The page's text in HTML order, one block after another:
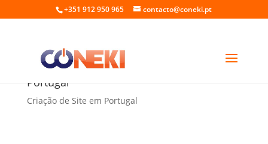
+351 912 950 965 contacto@coneki.pt
Criação de Site em Macedo de Cavaleiros
Portugal
Criação de Site em Portugal